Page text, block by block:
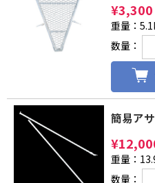
¥3,300
重量：
数量：
¥
重量：
数量：